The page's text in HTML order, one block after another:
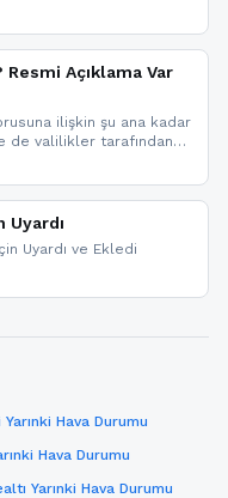
ve Doğu
gelişmeleri.
Açıklama Var
ilişkin şu ana kadar
de valilikler tarafından
bulunmamaktadır.
haberdar olmak için
açabilirsiniz.
Uyardı ve Ekledi
Hava Durumu
Hava Durumu
Yarınki Hava Durumu